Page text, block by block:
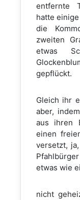
entfernte
hatte
die
zweiten
etwas
gepflückt.
Gleich ihr
aber,
aus ihren
einen
versetzt,
etwas wie
nicht